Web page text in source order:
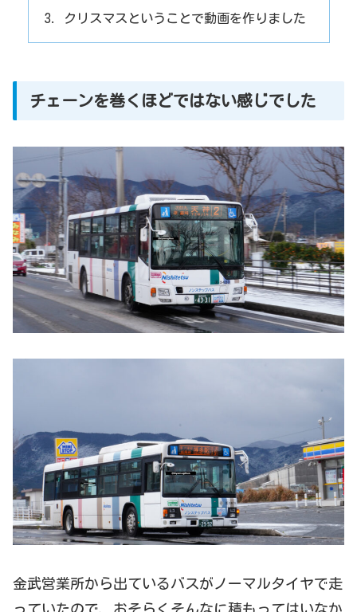
クリスマスということで動画を作りました
チェーンを巻くほどではない感じでした
金武営業所から出ているバスがノーマルタイヤで走